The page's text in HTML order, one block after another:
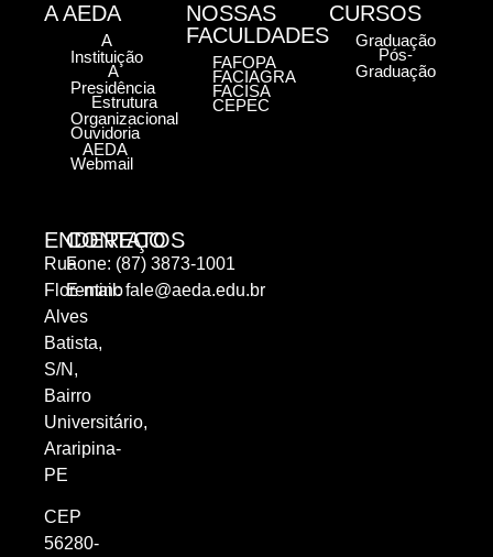
ENDEREÇO
Rua
Florentino
Alves
Batista,
S/N,
Bairro
Universitário,
Araripina-
PE
CEP
56280-
CONTATOS
Fone: (87) 3873-1001
E-mail:fale@aeda.edu.br
A AEDA
A
Instituição
A
Presidência
Estrutura
Organizacional
Ouvidoria
AEDA
Webmail
NOSSAS
FACULDADES
FAFOPA
FACIAGRA
FACISA
CEPEC
CURSOS
Graduação
Pós-
Graduação